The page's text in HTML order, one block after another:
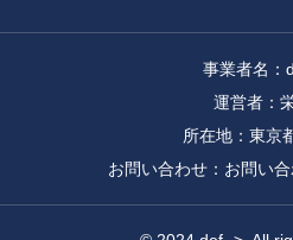
事業者名：
運営者：
所在地：東京
お問い合わせ：お問い